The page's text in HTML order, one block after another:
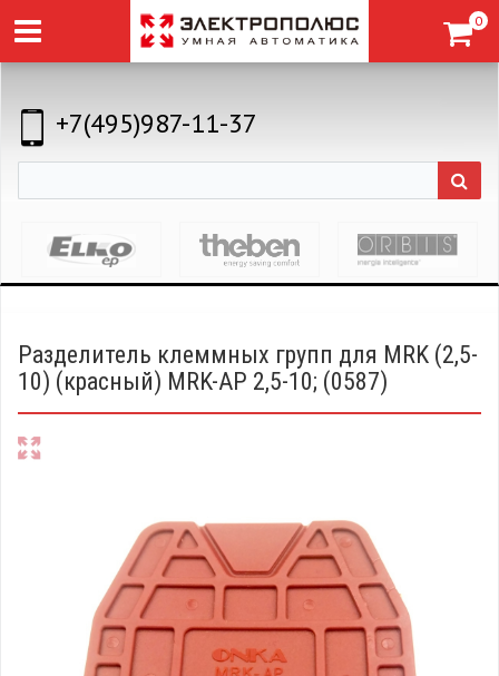
0
+7(495)987-11-37
Разделитель клеммных групп для MRK (2,5-
10) (красный) MRK-AP 2,5-10; (0587)